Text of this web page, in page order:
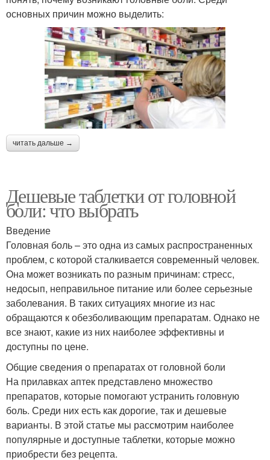
основных причин можно выделить:
читать дальше →
Дешевые таблетки от головной
боли: что выбрать
Введение
Головная боль – это одна из самых распространенных
проблем, с которой сталкивается современный человек.
Она может возникать по разным причинам: стресс,
недосып, неправильное питание или более серьезные
заболевания. В таких ситуациях многие из нас
обращаются к обезболивающим препаратам. Однако не
все знают, какие из них наиболее эффективны и
доступны по цене.
Общие сведения о препаратах от головной боли
На прилавках аптек представлено множество
препаратов, которые помогают устранить головную
боль. Среди них есть как дорогие, так и дешевые
варианты. В этой статье мы рассмотрим наиболее
популярные и доступные таблетки, которые можно
приобрести без рецепта.